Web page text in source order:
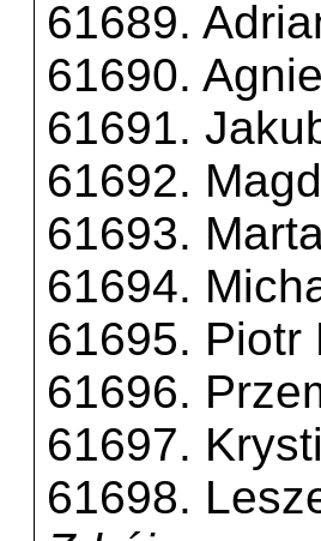
61689.
61690.
61691.
61692.
61693.
61694.
61695. Piotr
61696.
61697.
61698.